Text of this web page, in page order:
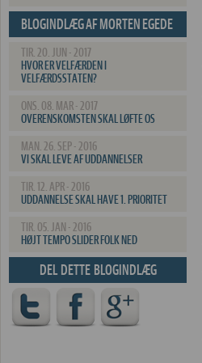
BLOGINDLÆG AF MORTEN EGEDE
TIR. 20. JUN - 2017
HVOR ER VELFÆRDEN I
VELFÆRDSSTATEN?
ONS. 08. MAR - 2017
OVERENSKOMSTEN SKAL LØFTE OS
MAN. 26. SEP - 2016
VI SKAL LEVE AF UDDANNELSER
TIR. 12. APR - 2016
UDDANNELSE SKAL HAVE 1. PRIORITET
TIR. 05. JAN - 2016
HØJT TEMPO SLIDER FOLK NED
DEL DETTE BLOGINDLÆG